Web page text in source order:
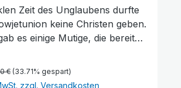
Zeit des Unglaubens durfte
keine Christen geben.
es einige Mutige, die bereit
war und ist einer von
Biografie beschreibt er
Preis:
€ (33.71% gespart)
zzgl. Versandkosten